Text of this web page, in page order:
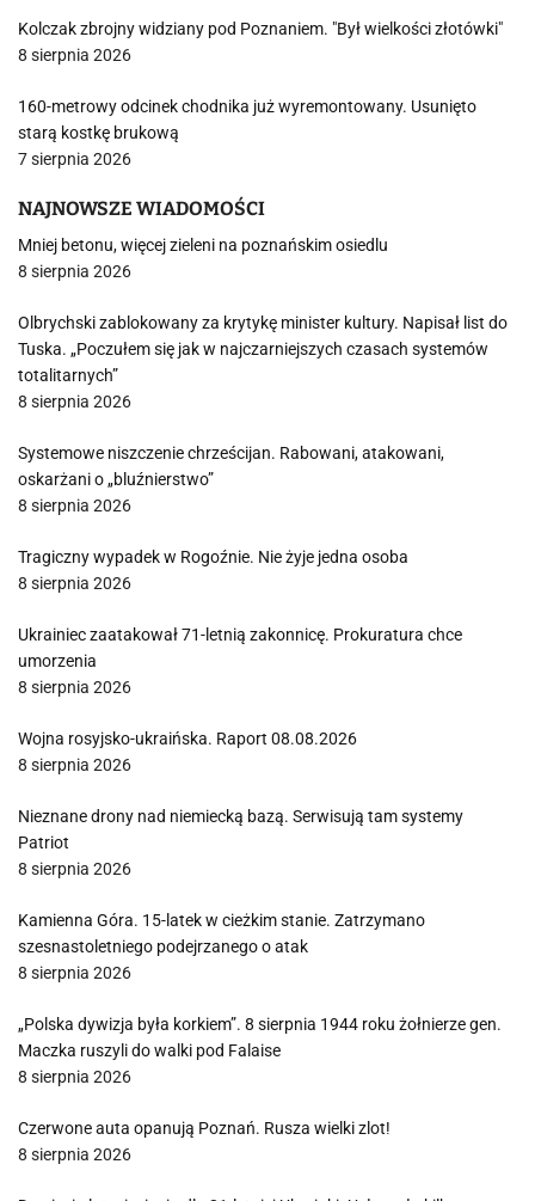
Kolczak zbrojny widziany pod Poznaniem. "Był wielkości złotówki"
8 sierpnia 2026
160-metrowy odcinek chodnika już wyremontowany. Usunięto
starą kostkę brukową
7 sierpnia 2026
NAJNOWSZE WIADOMOŚCI
Mniej betonu, więcej zieleni na poznańskim osiedlu
8 sierpnia 2026
Olbrychski zablokowany za krytykę minister kultury. Napisał list do
Tuska. „Poczułem się jak w najczarniejszych czasach systemów
totalitarnych”
8 sierpnia 2026
Systemowe niszczenie chrześcijan. Rabowani, atakowani,
oskarżani o „bluźnierstwo”
8 sierpnia 2026
Tragiczny wypadek w Rogoźnie. Nie żyje jedna osoba
8 sierpnia 2026
Ukrainiec zaatakował 71-letnią zakonnicę. Prokuratura chce
umorzenia
8 sierpnia 2026
Wojna rosyjsko-ukraińska. Raport 08.08.2026
8 sierpnia 2026
Nieznane drony nad niemiecką bazą. Serwisują tam systemy
Patriot
8 sierpnia 2026
Kamienna Góra. 15-latek w cieżkim stanie. Zatrzymano
szesnastoletniego podejrzanego o atak
8 sierpnia 2026
„Polska dywizja była korkiem”. 8 sierpnia 1944 roku żołnierze gen.
Maczka ruszyli do walki pod Falaise
8 sierpnia 2026
Czerwone auta opanują Poznań. Rusza wielki zlot!
8 sierpnia 2026